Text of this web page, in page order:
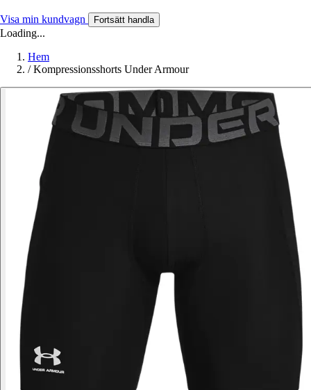
Visa min kundvagn Fortsätt handla
Loading...
Hem
/ Kompressionsshorts Under Armour